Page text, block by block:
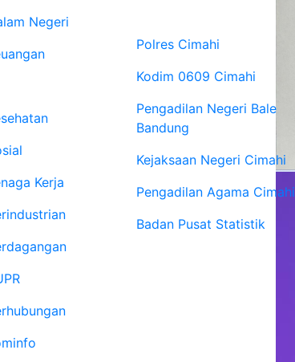
Negeri
Kerja
Polres Cimahi
Kodim 0609 Cimahi
Pengadilan Negeri Bale
Bandung
Kejaksaan Negeri Cimahi
Pengadilan Agama Cimahi
Badan Pusat Statistik